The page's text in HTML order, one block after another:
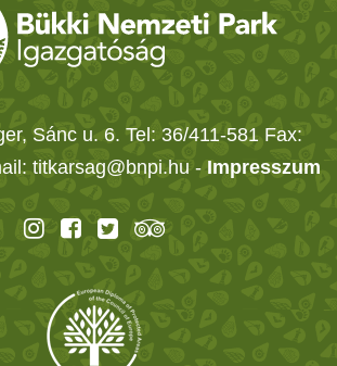
Sánc u. 6. Tel: 36/411-581 Fax:
titkarsag@bnpi.hu - Impresszum